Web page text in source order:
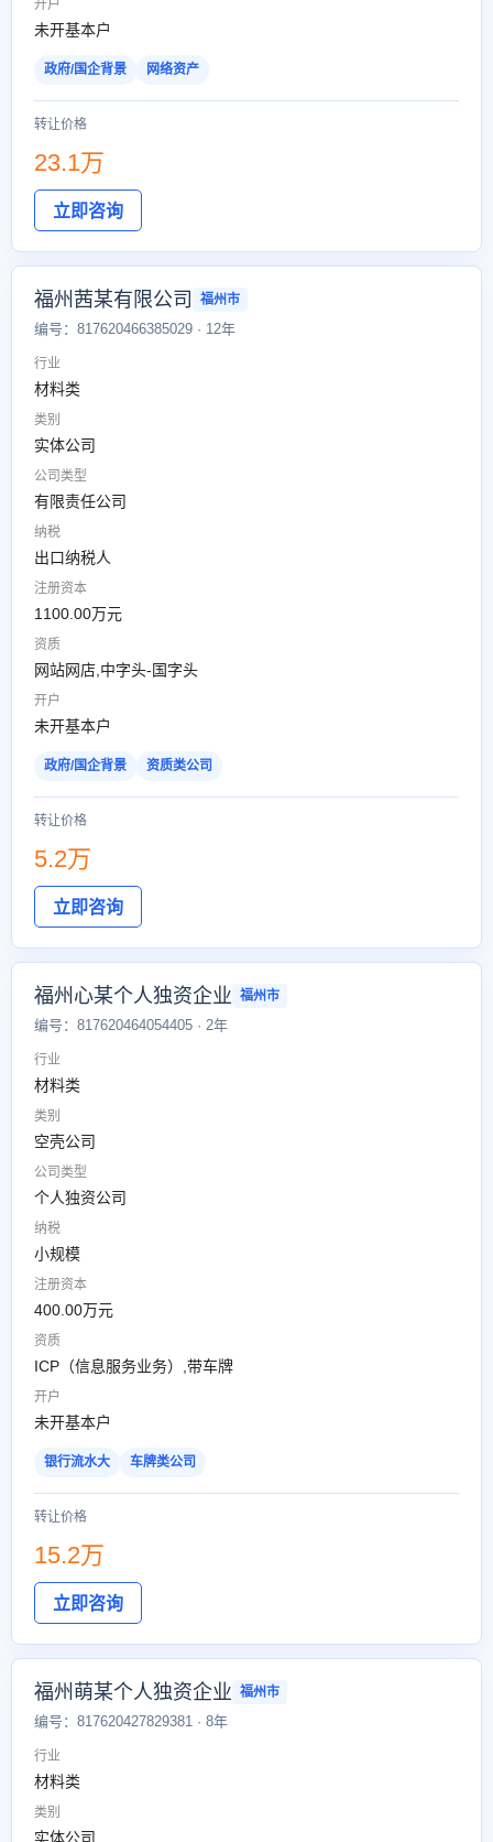
开户
未开基本户
政府/国企背景 网络资产
转让价格
23.1万
立即咨询
福州茜某有限公司 福州市
编号：817620466385029 · 12年
行业
材料类
类别
实体公司
公司类型
有限责任公司
纳税
出口纳税人
注册资本
1100.00万元
资质
网站网店,中字头-国字头
开户
未开基本户
政府/国企背景 资质类公司
转让价格
5.2万
立即咨询
福州心某个人独资企业 福州市
编号：817620464054405 · 2年
行业
材料类
类别
空壳公司
公司类型
个人独资公司
纳税
小规模
注册资本
400.00万元
资质
ICP（信息服务业务）,带车牌
开户
未开基本户
银行流水大 车牌类公司
转让价格
15.2万
立即咨询
福州萌某个人独资企业 福州市
编号：817620427829381 · 8年
行业
材料类
类别
实体公司